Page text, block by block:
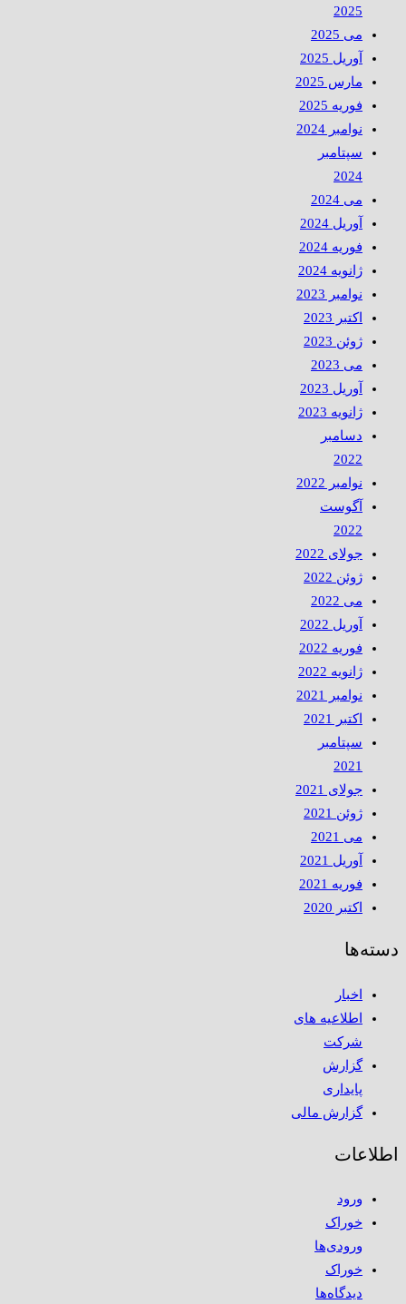
2025
می 2025
آوریل 2025
مارس 2025
فوریه 2025
نوامبر 2024
سپتامبر
2024
می 2024
آوریل 2024
فوریه 2024
ژانویه 2024
نوامبر 2023
اکتبر 2023
ژوئن 2023
می 2023
آوریل 2023
ژانویه 2023
دسامبر
2022
نوامبر 2022
آگوست
2022
جولای 2022
ژوئن 2022
می 2022
آوریل 2022
فوریه 2022
ژانویه 2022
نوامبر 2021
اکتبر 2021
سپتامبر
2021
جولای 2021
ژوئن 2021
می 2021
آوریل 2021
فوریه 2021
اکتبر 2020
دسته‌ها
اخبار
اطلاعیه های
شرکت
گزارش
پایداری
گزارش مالی
اطلاعات
ورود
خوراک
ورودی‌ها
خوراک
دیدگاه‌ها